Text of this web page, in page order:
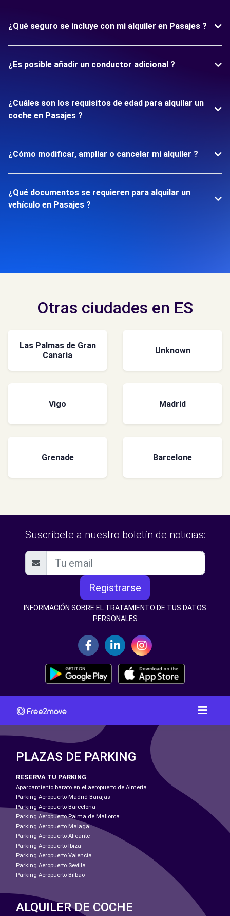
¿Qué seguro se incluye con mi alquiler en Pasajes ?
¿Es posible añadir un conductor adicional ?
¿Cuáles son los requisitos de edad para alquilar un
coche en Pasajes ?
¿Cómo modificar, ampliar o cancelar mi alquiler ?
¿Qué documentos se requieren para alquilar un
vehículo en Pasajes ?
Otras ciudades en ES
Las Palmas de Gran
Canaria
Unknown
Vigo Madrid
Grenade Barcelone
Suscríbete a nuestro boletín de noticias:
Registrarse
INFORMACIÓN SOBRE EL TRATAMIENTO DE TUS DATOS
PERSONALES
PLAZAS DE PARKING
RESERVA TU PARKING
Aparcamiento barato en el aeropuerto de Almeria
Parking Aeropuerto Madrid-Barajas
Parking Aeropuerto Barcelona
Parking Aeropuerto Palma de Mallorca
Parking Aeropuerto Malaga
Parking Aeropuerto Alicante
Parking Aeropuerto Ibiza
Parking Aeropuerto Valencia
Parking Aeropuerto Sevilla
Parking Aeropuerto Bilbao
ALQUILER DE COCHE